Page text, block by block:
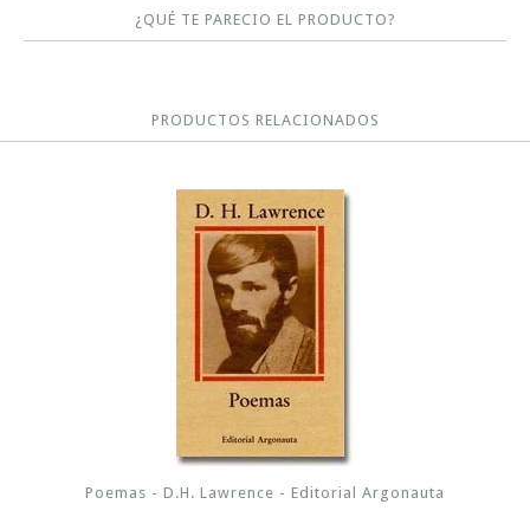
¿QUÉ TE PARECIO EL PRODUCTO?
PRODUCTOS RELACIONADOS
Poemas - D.H. Lawrence - Editorial Argonauta